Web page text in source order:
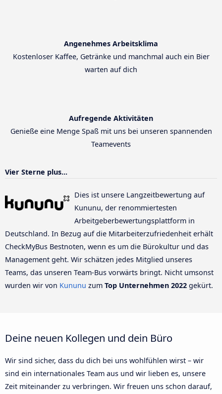
Angenehmes Arbeitsklima
Kostenloser Kaffee, Getränke und manchmal auch ein Bier
warten auf dich
Aufregende Aktivitäten
Genieße eine Menge Spaß mit uns bei unseren spannenden
Teamevents
Vier Sterne plus...
Dies ist unsere Langzeitbewertung auf
Kununu, der renommiertesten
Arbeitgeberbewertungsplattform in
Deutschland. In Bezug auf die Mitarbeiterzufriedenheit erhält
CheckMyBus Bestnoten, wenn es um die Bürokultur und das
Management geht. Wir schätzen jedes Mitglied unseres
Teams, das unseren Team-Bus vorwärts bringt. Nicht umsonst
wurden wir von Kununu zum Top Unternehmen 2022 gekürt.
Deine neuen Kollegen und dein Büro
Wir sind sicher, dass du dich bei uns wohlfühlen wirst – wir
sind ein internationales Team aus und wir lieben es, unsere
Zeit miteinander zu verbringen. Wir freuen uns schon darauf,